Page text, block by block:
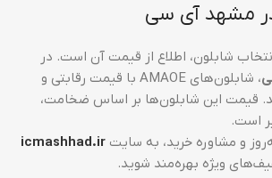
شابلون، اطلاع از قیمت آن است. در
، شابلون‌های AMAOE با قیمت رقابتی و
قیمت این شابلون‌ها بر اساس ضخامت،
است.
و مشاوره خرید، به سایت icmashhad.ir
ویژه بهره‌مند شوید.